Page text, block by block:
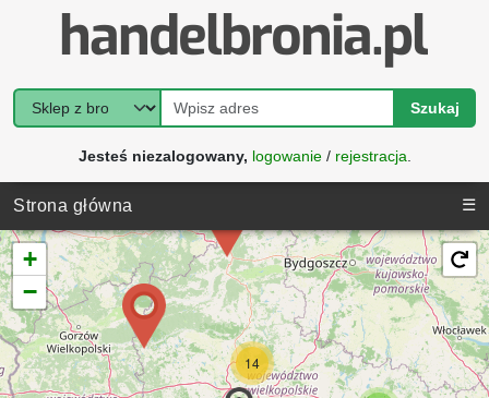
Szukaj
Jesteś niezalogowany, logowanie/ rejestracja
Strona główna ☰
14
+
−